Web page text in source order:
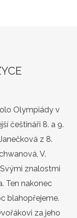
Olympiády v
češtináři 8. a 9.
z 8.
V.
znalostmi
Ten nakonec
blahopřejeme.
za jeho